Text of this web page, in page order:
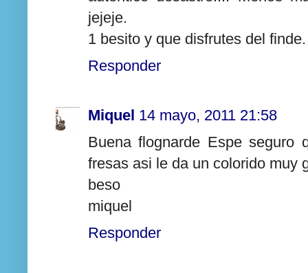
jejeje.
1 besito y que disfrutes del finde.
Responder
Miquel 14 mayo, 2011 21:58
Buena flognarde Espe seguro
fresas asi le da un colorido muy
beso
miquel
Responder